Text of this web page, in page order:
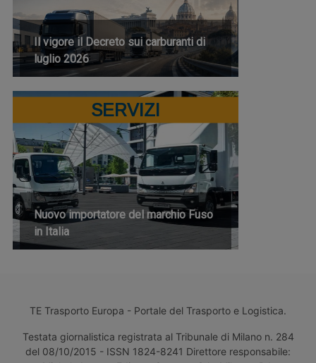
Il vigore il Decreto sui carburanti di
luglio 2026
SERVIZI
Nuovo importatore del marchio Fuso
in Italia
TE Trasporto Europa - Portale del Trasporto e Logistica.
Testata giornalistica registrata al Tribunale di Milano n. 284
del 08/10/2015 - ISSN 1824-8241 Direttore responsabile: